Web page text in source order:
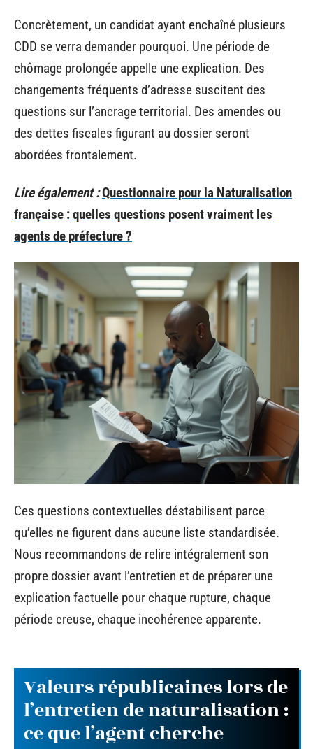
Concrètement, un candidat ayant enchaîné plusieurs
CDD se verra demander pourquoi. Une période de
chômage prolongée appelle une explication. Des
changements fréquents d’adresse suscitent des
questions sur l’ancrage territorial. Des amendes ou
des dettes fiscales figurant au dossier seront
abordées frontalement.
Lire également :Questionnaire pour la Naturalisation
française : quelles questions posent vraiment les
agents de préfecture ?
Ces questions contextuelles déstabilisent parce
qu’elles ne figurent dans aucune liste standardisée.
Nous recommandons de relire intégralement son
propre dossier avant l’entretien et de préparer une
explication factuelle pour chaque rupture, chaque
période creuse, chaque incohérence apparente.
Valeurs républicaines lors de
l’entretien de naturalisation :
ce que l’agent cherche